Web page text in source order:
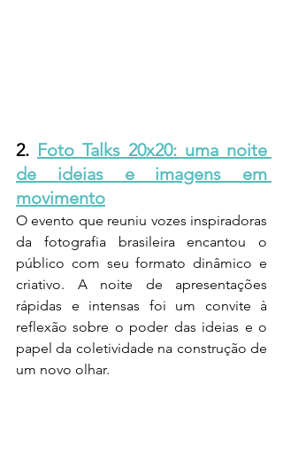
2. Foto Talks 20x20: uma noite
de ideias e imagens em
movimento
O evento que reuniu vozes inspiradoras
da fotografia brasileira encantou o
público com seu formato dinâmico e
criativo. A noite de apresentações
rápidas e intensas foi um convite à
reflexão sobre o poder das ideias e o
papel da coletividade na construção de
um novo olhar.